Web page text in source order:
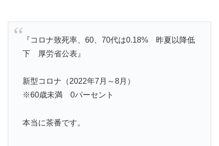
『コロナ致死率、60、70代は0.18% 昨夏以降低
下 厚労省公表』
新型コロナ（2022年7月～8月）
※60歳未満 0パーセント
本当に茶番です。